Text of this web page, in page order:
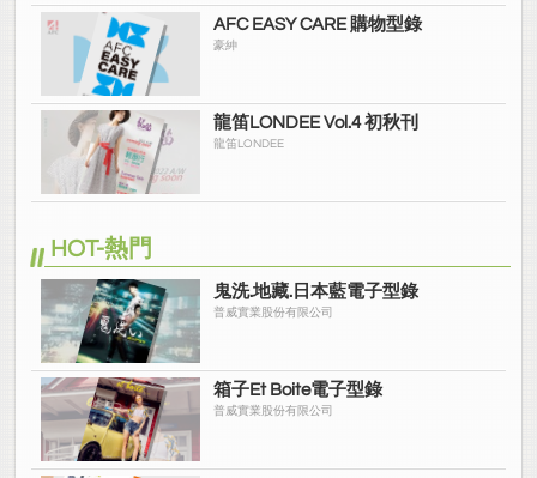
AFC EASY CARE 購物型錄
豪紳
龍笛LONDEE Vol.4 初秋刊
龍笛LONDEE
HOT-熱門
鬼洗.地藏.日本藍電子型錄
普威實業股份有限公司
箱子Et Boite電子型錄
普威實業股份有限公司